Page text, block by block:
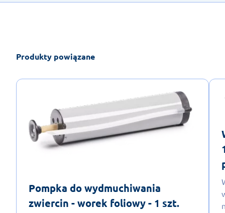
Produkty powiązane
Pompka do wydmuchiwania
zwiercin - worek foliowy - 1 szt.